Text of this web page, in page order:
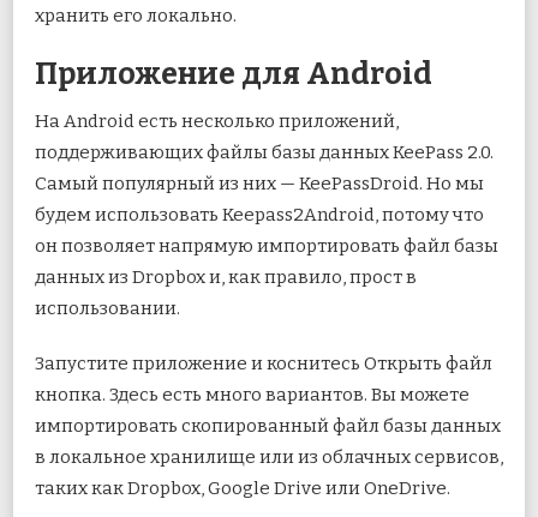
хранить его локально.
Приложение для Android
На Android есть несколько приложений,
поддерживающих файлы базы данных KeePass 2.0.
Самый популярный из них — KeePassDroid. Но мы
будем использовать Keepass2Android, потому что
он позволяет напрямую импортировать файл базы
данных из Dropbox и, как правило, прост в
использовании.
Запустите приложение и коснитесь Открыть файл
кнопка. Здесь есть много вариантов. Вы можете
импортировать скопированный файл базы данных
в локальное хранилище или из облачных сервисов,
таких как Dropbox, Google Drive или OneDrive.